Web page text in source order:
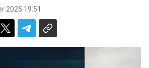
2025 19:51